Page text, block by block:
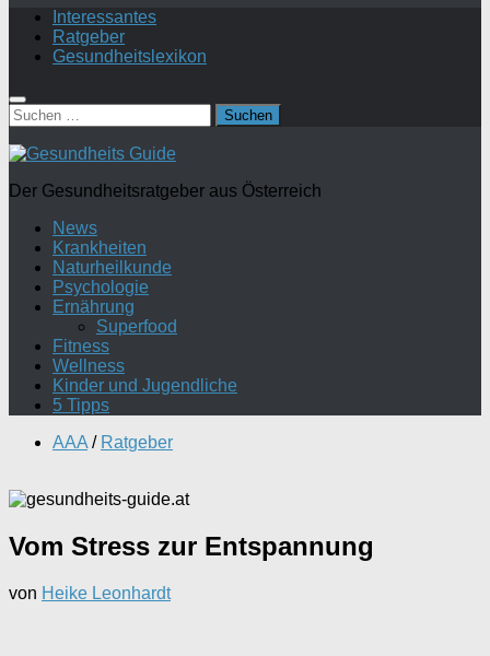
Interessantes
Ratgeber
Gesundheitslexikon
Suchen
nach:
Der Gesundheitsratgeber aus Österreich
News
Krankheiten
Naturheilkunde
Psychologie
Ernährung
Superfood
Fitness
Wellness
Kinder und Jugendliche
5 Tipps
AAA / Ratgeber
Vom Stress zur Entspannung
von Heike Leonhardt